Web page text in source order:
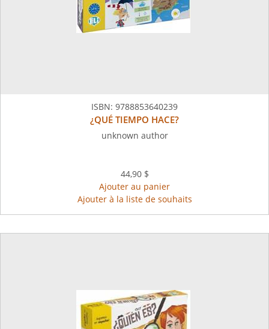
ISBN: 9788853640239
¿QUÉ TIEMPO HACE?
unknown author
44,90 $
Ajouter au panier
Ajouter à la liste de souhaits